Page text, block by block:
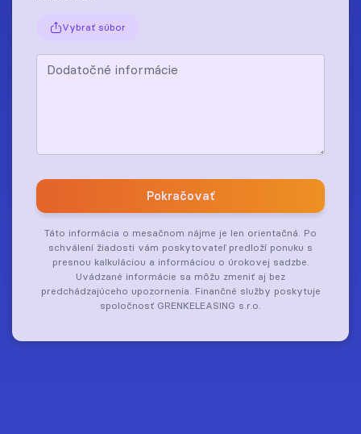
Vybrať súbor
Pokračovať
Táto informácia o mesačnom nájme je len orientačná. Po
schválení žiadosti vám poskytovateľ predloží ponuku s
presnou kalkuláciou a informáciou o úrokovej sadzbe.
Uvádzané informácie sa môžu zmeniť aj bez
predchádzajúceho upozornenia. Finančné služby poskytuje
spoločnosť GRENKELEASING s.r.o.